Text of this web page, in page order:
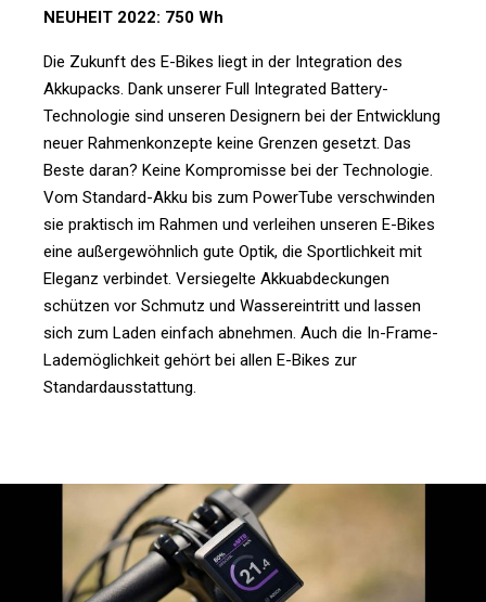
NEUHEIT 2022: 750 Wh
Die Zukunft des E-Bikes liegt in der Integration des
Akkupacks. Dank unserer Full Integrated Battery-
Technologie sind unseren Designern bei der Entwicklung
neuer Rahmenkonzepte keine Grenzen gesetzt. Das
Beste daran? Keine Kompromisse bei der Technologie.
Vom Standard-Akku bis zum PowerTube verschwinden
sie praktisch im Rahmen und verleihen unseren E-Bikes
eine außergewöhnlich gute Optik, die Sportlichkeit mit
Eleganz verbindet. Versiegelte Akkuabdeckungen
schützen vor Schmutz und Wassereintritt und lassen
sich zum Laden einfach abnehmen. Auch die In-Frame-
Lademöglichkeit gehört bei allen E-Bikes zur
Standardausstattung.